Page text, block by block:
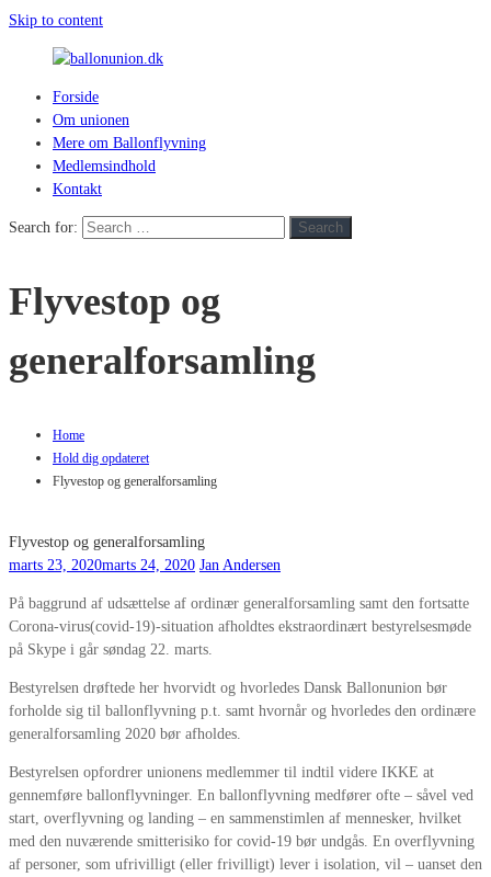
Skip to content
ballonunion.dk
hvad
blæser
Forside
Om unionen
Mere om Ballonflyvning
Medlemsindhold
Kontakt
Search for: Search
Flyvestop og
generalforsamling
Home
Hold dig opdateret
Flyvestop og generalforsamling
Flyvestop og generalforsamling
marts 23, 2020marts 24, 2020 Jan Andersen
På baggrund af udsættelse af ordinær generalforsamling samt den fortsatte
Corona-virus(covid-19)-situation afholdtes ekstraordinært bestyrelsesmøde
på Skype i går søndag 22. marts.
Bestyrelsen drøftede her hvorvidt og hvorledes Dansk Ballonunion bør
forholde sig til ballonflyvning p.t. samt hvornår og hvorledes den ordinære
generalforsamling 2020 bør afholdes.
Bestyrelsen opfordrer unionens medlemmer til indtil videre IKKE at
gennemføre ballonflyvninger. En ballonflyvning medfører ofte – såvel ved
start, overflyvning og landing – en sammenstimlen af mennesker, hvilket
med den nuværende smitterisiko for covid-19 bør undgås. En overflyvning
af personer, som ufrivilligt (eller frivilligt) lever i isolation, vil – uanset den